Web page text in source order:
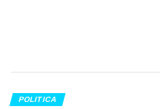
POLITICA